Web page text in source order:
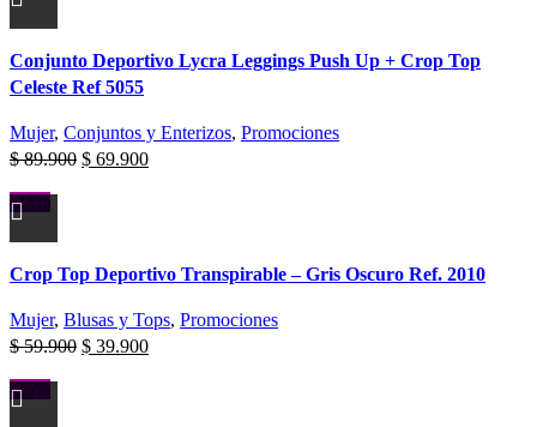
Conjunto Deportivo Lycra Leggings Push Up + Crop Top
Celeste Ref 5055
Mujer, Conjuntos y Enterizos, Promociones
$89.900 $ 69.900
-33%
Crop Top Deportivo Transpirable – Gris Oscuro Ref. 2010
Mujer, Blusas y Tops, Promociones
$59.900 $ 39.900
-25%